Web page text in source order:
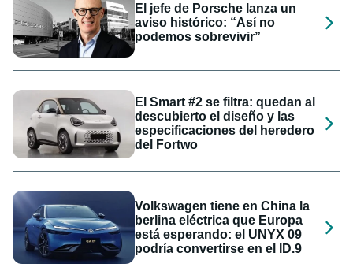
El jefe de Porsche lanza un
aviso histórico: “Así no
podemos sobrevivir”
El Smart #2 se filtra: quedan al
descubierto el diseño y las
especificaciones del heredero
del Fortwo
Volkswagen tiene en China la
berlina eléctrica que Europa
está esperando: el UNYX 09
podría convertirse en el ID.9